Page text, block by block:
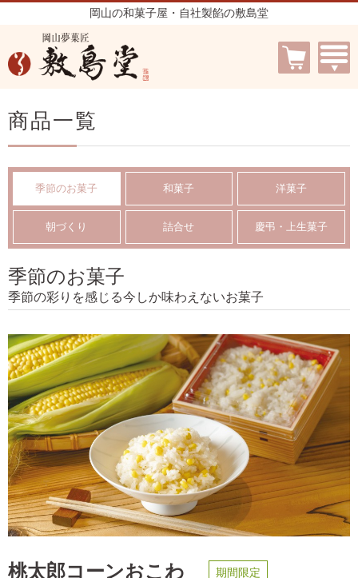
岡山の和菓子屋・自社製餡の敷島堂
商品一覧
季節のお菓子 和菓子 洋菓子
朝づくり 詰合せ 慶弔・上生菓子
季節のお菓子
季節の彩りを感じる今しか味わえないお菓子
桃太郎コーンおこわ 期間限定